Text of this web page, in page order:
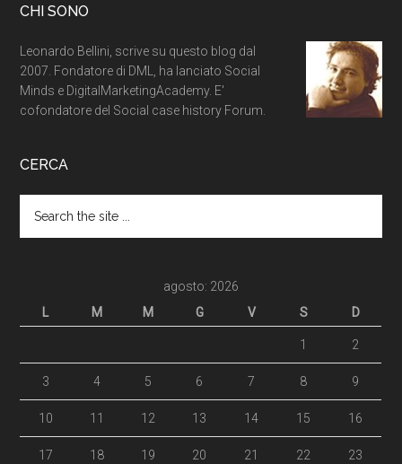
CHI SONO
Leonardo Bellini, scrive su questo blog dal
2007. Fondatore di DML, ha lanciato Social
Minds e DigitalMarketingAcademy. E'
cofondatore del Social case history Forum.
CERCA
agosto: 2026
L
M M G V S D
1 2
3 4 5 6 7 8 9
10 11 12 13 14 15 16
17 18 19 20 21 22 23